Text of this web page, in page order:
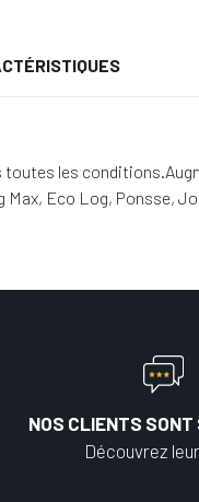
les
Eco Log, Ponsse,
NOS CLIENTS
Découvrez